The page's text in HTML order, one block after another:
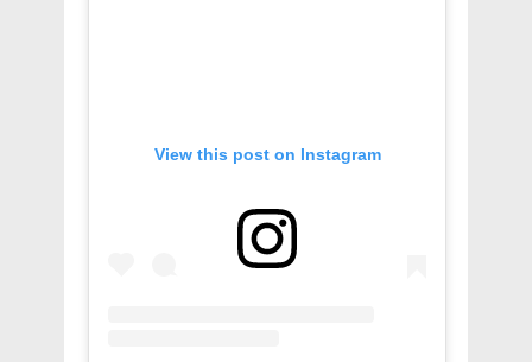
View this post on Instagram